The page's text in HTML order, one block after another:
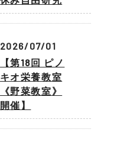
2026/07/01
【第18回 ピノ
キオ栄養教室
《野菜教室》
開催】